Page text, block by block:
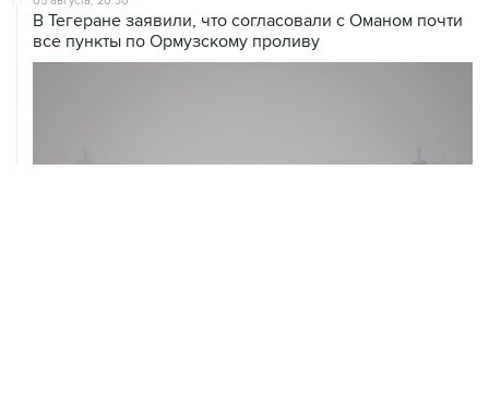
В Тегеране заявили, что согласовали с Оманом почти
все пункты по Ормузскому проливу